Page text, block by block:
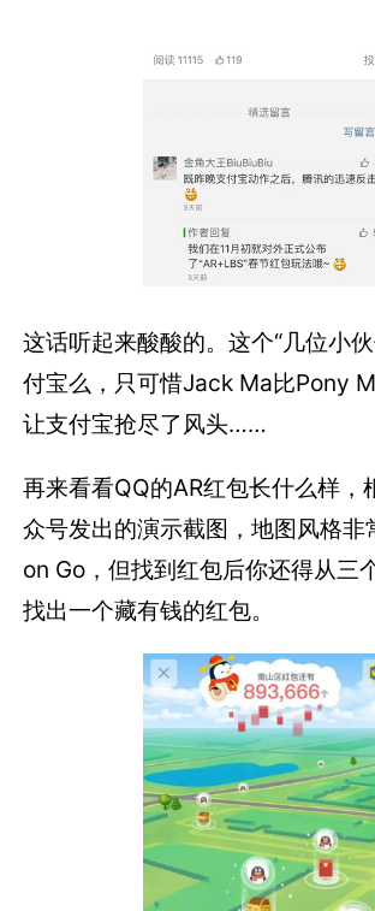
这话听起来酸酸的。这个“几位小
付宝么，只可惜Jack Ma比Pony
让支付宝抢尽了风头……
再来看看QQ的AR红包长什么样，
众号发出的演示截图，地图风格非
on Go，但找到红包后你还得从三
找出一个藏有钱的红包。